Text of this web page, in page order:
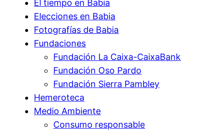
El tiempo en Babia
Elecciones en Babia
Fotografías de Babia
Fundaciones
Fundación La Caixa-CaixaBank
Fundación Oso Pardo
Fundación Sierra Pambley
Hemeroteca
Medio Ambiente
Consumo responsable